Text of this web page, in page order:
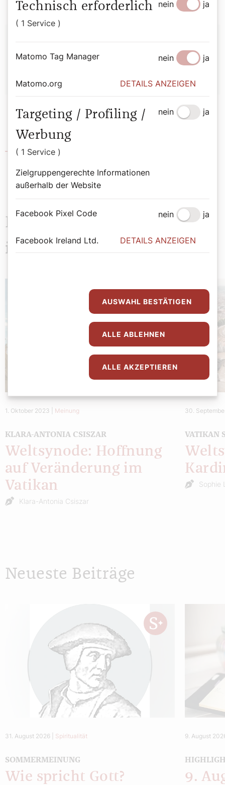
P. Bernhard Eckerstorfer
Stift Kremsmünster
Das könnte Sie auch
interessieren
1. Oktober 2023 Meinung
KLARA-ANTONIA CSISZAR
Weltsynode: Hoffnung
auf Veränderung im
Vatikan
Klara-Antonia Csiszar
30.
VATIKAN
Sophie
Neueste Beiträge
31. August 2026 Spiritualität
SOMMERMEINUNG
Wie spricht Gott?
9. August
9.
Technisch erforderlich
( 1 Service )
nein ja
Matomo Tag Manager nein ja
Matomo.org DETAILS ANZEIGEN
Targeting / Profiling /
Werbung
( 1 Service )
Zielgruppengerechte Informationen
außerhalb der Website
nein ja
Facebook Pixel Code nein ja
Facebook Ireland Ltd. DETAILS ANZEIGEN
AUSWAHL BESTÄTIGEN
ALLE ABLEHNEN
ALLE AKZEPTIEREN